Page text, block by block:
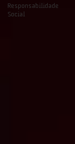
Responsabilidade
Social